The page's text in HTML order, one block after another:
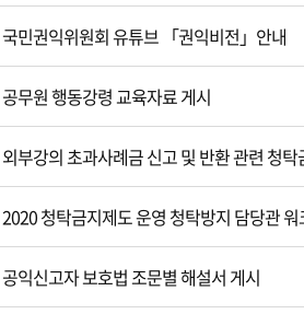
국민권익위원회 유튜브 「권익비전」안내
공무원 행동강령 교육자료 게시
외부강의 초과사례금 신고 및 반환 관련 청
2020 청탁금지제도 운영 청탁방지 담당관
공익신고자 보호법 조문별 해설서 게시